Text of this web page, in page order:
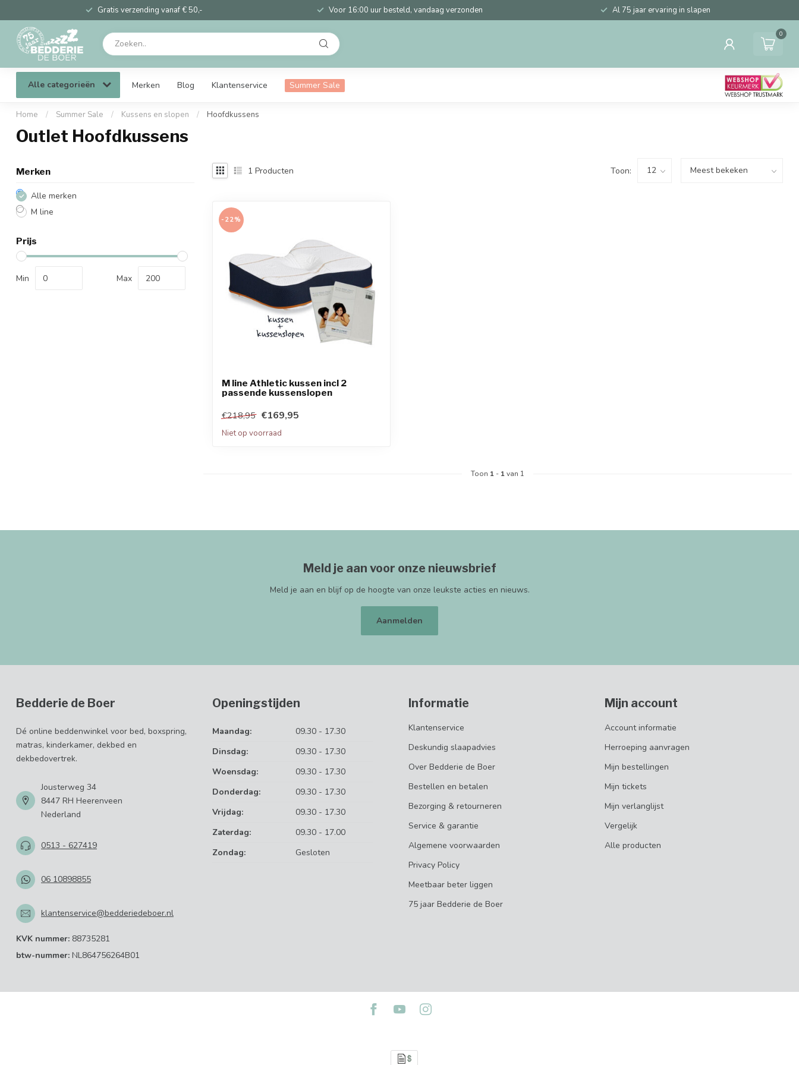
Gratis verzending vanaf € 50,- Voor 16:00 uur besteld, vandaag verzonden Al 75 jaar ervaring in slapen
0
Alle categorieën Merken Blog Klantenservice Summer Sale
Home / Summer Sale / Kussens en slopen / Hoofdkussens
Outlet Hoofdkussens
Merken
Alle merken
M line
Prijs
Min Max
1 Producten Toon:
-22%
M line Athletic kussen incl 2
passende kussenslopen
€218,95 €169,95
Niet op voorraad
Toon 1 - 1van 1
Meld je aan voor onze nieuwsbrief
Meld je aan en blijf op de hoogte van onze leukste acties en nieuws.
Aanmelden
Bedderie de Boer
Dé online beddenwinkel voor bed, boxspring,
matras, kinderkamer, dekbed en
dekbedovertrek.
Jousterweg 34
8447 RH Heerenveen
Nederland
0513 - 627419
06 10898855
klantenservice@bedderiedeboer.nl
KVK nummer: 88735281
btw-nummer: NL864756264B01
Openingstijden
Maandag:
09.30 - 17.30
Dinsdag:
09.30 - 17.30
Woensdag:
09.30 - 17.30
Donderdag:
09.30 - 17.30
Vrijdag:
09.30 - 17.30
Zaterdag:
09.30 - 17.00
Zondag:
Gesloten
Informatie
Klantenservice
Deskundig slaapadvies
Over Bedderie de Boer
Bestellen en betalen
Bezorging & retourneren
Service & garantie
Algemene voorwaarden
Privacy Policy
Meetbaar beter liggen
75 jaar Bedderie de Boer
Mijn account
Account informatie
Herroeping aanvragen
Mijn bestellingen
Mijn tickets
Mijn verlanglijst
Vergelijk
Alle producten